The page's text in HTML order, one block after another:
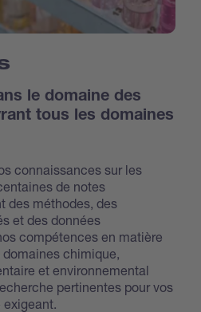
le domaine des
tous les domaines
connaissances sur les
de notes
des méthodes, des
et des données
compétences en matière
chimique,
et environnemental
pertinentes pour vos
exigeant.